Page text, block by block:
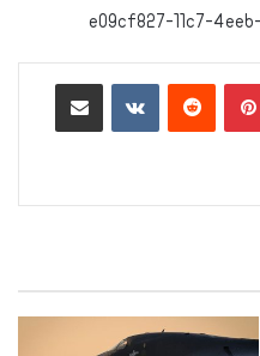
بينتيريست ‏VKontakte